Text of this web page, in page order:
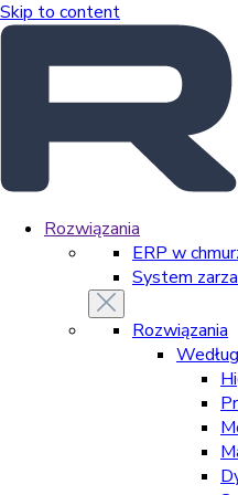
Skip to content
Rozwiązania
ERP w
System
Rozwiązania